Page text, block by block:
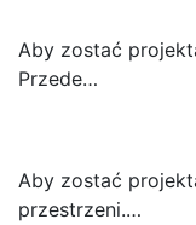
Aby zostać
Przede…
Aby zostać
przestrzeni.…